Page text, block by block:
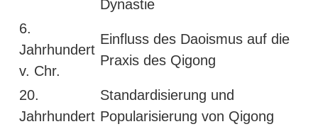
Dynastie
6.
Jahrhundert
v. Chr.
Einfluss des Daoismus auf die
Praxis des Qigong
20.
Jahrhundert
Standardisierung und
Popularisierung von Qigong